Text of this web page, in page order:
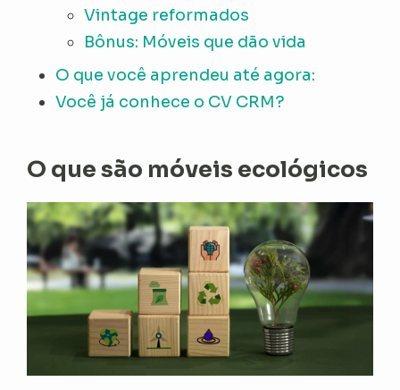
Vintage reformados
Bônus: Móveis que dão vida
O que você aprendeu até agora:
Você já conhece o CV CRM?
O que são móveis ecológicos